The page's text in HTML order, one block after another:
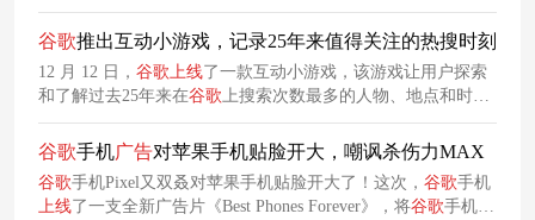
谷歌推出互动小游戏，记录25年来值得关注的热搜时刻
12 月 12 日， 谷歌上线了一款互动小游戏，该游戏让用户探索
和了解过去25年来在谷歌上搜索次数最多的人物、地点和时
刻。 这是一张纷繁复杂、细节众多的「游乐场」插图。
谷歌手机广告对苹果手机贴脸开大，嘲讽杀伤力MAX
谷歌手机Pixel又双叒对苹果手机贴脸开大了！这次， 谷歌手机
上线了一支全新广告片《Best Phones Forever》，将谷歌手机与